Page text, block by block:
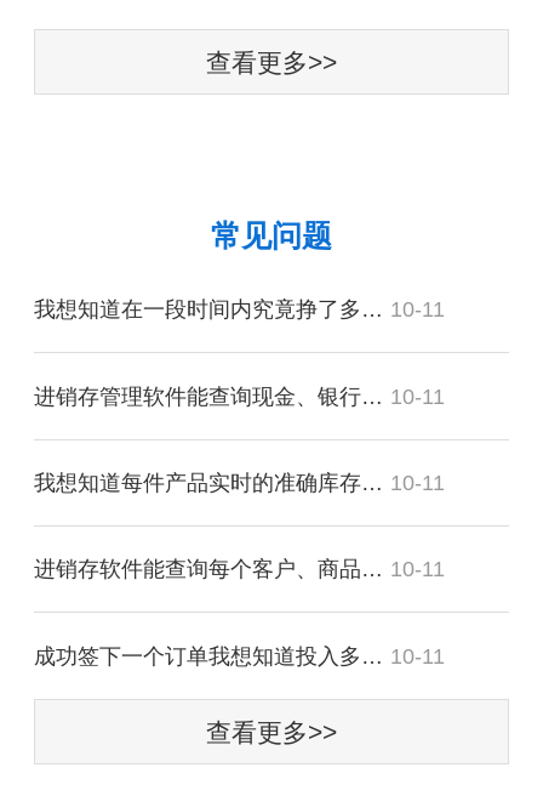
查看更多>>
常见问题
我想知道在一段时间内究竟挣了多少？ 10-11
进销存管理软件能查询现金、银行存款的流动明细吗？ 10-11
我想知道每件产品实时的准确库存，可以吗？ 10-11
进销存软件能查询每个客户、商品带来多少毛利吗？ 10-11
成功签下一个订单我想知道投入多少费用？ 10-11
查看更多>>